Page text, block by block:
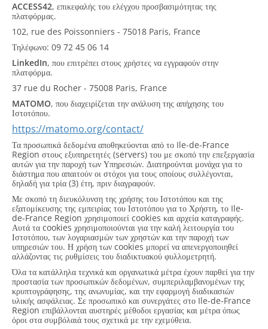
ACCESS42, επικεφαλής του ελέγχου προσβασιμότητας της
πλατφόρμας.
102, rue des Poissonniers - 75018 Paris, France
Τηλέφωνο: 09 72 45 06 14
LinkedIn, που επιτρέπει στους χρήστες να εγγραφούν στην
πλατφόρμα.
37 rue du Rocher - 75008 Paris, France
MATOMO, που διαχειρίζεται την ανάλυση της απήχησης του
Ιστοτόπου.
https://matomo.org/contact/
Τα προσωπικά δεδομένα αποθηκεύονται από το Ile-de-France
Region στους εξυπηρετητές (servers) του με σκοπό την επεξεργασία
αυτών για την παροχή των Υπηρεσιών. Διατηρούνται μονάχα για το
διάστημα που απαιτούν οι στόχοι για τους οποίους συλλέγονται,
δηλαδή για τρία (3) έτη, πριν διαγραφούν.
Με σκοπό τη διευκόλυνση της χρήσης του Ιστοτόπου και της
εξατομίκευσης της εμπειρίας του Ιστοτόπου για το Χρήστη, το Ile-
de-France Region χρησιμοποιεί cookies και αρχεία καταγραφής.
Αυτά τα cookies χρησιμοποιούνται για την καλή λειτουργία του
Ιστοτόπου, των λογαριασμών των χρηστών και την παροχή των
υπηρεσιών του. Η χρήση των cookies μπορεί να απενεργοποιηθεί
αλλάζοντας τις ρυθμίσεις του διαδικτυακού φυλλομετρητή.
Όλα τα κατάλληλα τεχνικά και οργανωτικά μέτρα έχουν παρθεί για την
προστασία των προσωπικών δεδομένων, συμπεριλαμβανομένων της
κρυπτογράφησης, της ανωνυμίας, και την εφαρμογή διαδικασιών
υλικής ασφάλειας. Σε προσωπικό και συνεργάτες στο Ile-de-France
Region επιβάλλονται αυστηρές μέθοδοι εργασίας και μέτρα όπως
όροι στα συμβόλαιά τους σχετικά με την εχεμύθεια.